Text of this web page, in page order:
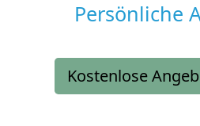
Persönliche
Kostenlose